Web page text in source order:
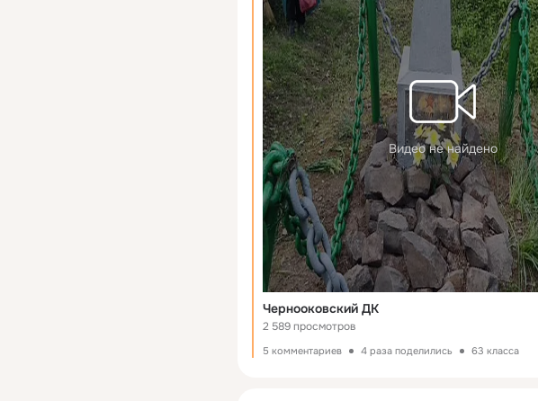
Видео не найдено
Чернооковский ДК
2 589 просмотров
5 комментариев 4 раза поделились 63 класса